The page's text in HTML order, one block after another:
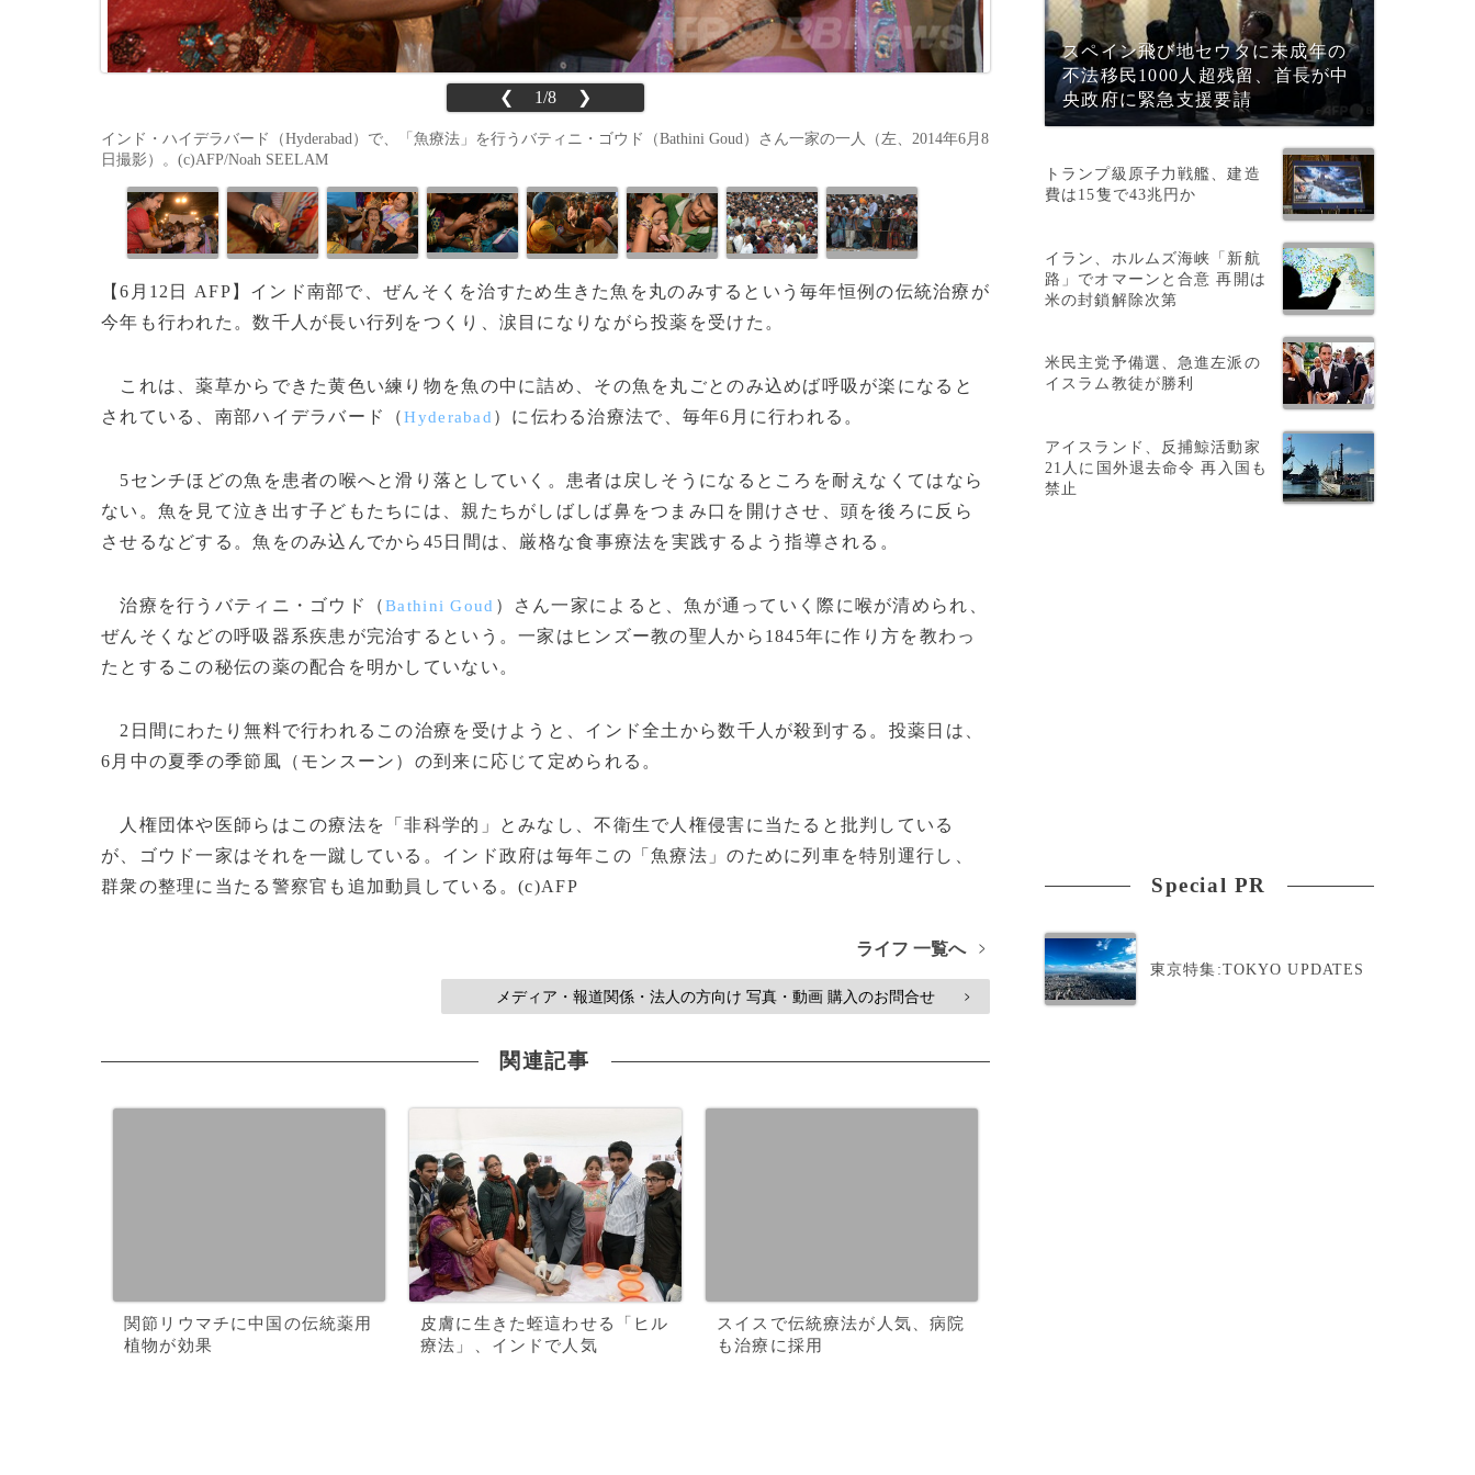
❮ 1/8 ❯
インド・ハイデラバード（Hyderabad）で、「魚療法」を行うバティニ・ゴウド（Bathini Goud）さん一家の一人（左、2014年6月8
日撮影）。(c)AFP/Noah SEELAM
【6月12日 AFP】インド南部で、ぜんそくを治すため生きた魚を丸のみするという毎年恒例の伝統治療が
今年も行われた。数千人が長い行列をつくり、涙目になりながら投薬を受けた。
これは、薬草からできた黄色い練り物を魚の中に詰め、その魚を丸ごとのみ込めば呼吸が楽になると
されている、南部ハイデラバード（Hyderabad ）に伝わる治療法で、毎年6月に行われる。
5センチほどの魚を患者の喉へと滑り落としていく。患者は戻しそうになるところを耐えなくてはなら
ない。魚を見て泣き出す子どもたちには、親たちがしばしば鼻をつまみ口を開けさせ、頭を後ろに反ら
させるなどする。魚をのみ込んでから45日間は、厳格な食事療法を実践するよう指導される。
治療を行うバティニ・ゴウド（Bathini Goud ）さん一家によると、魚が通っていく際に喉が清められ、
ぜんそくなどの呼吸器系疾患が完治するという。一家はヒンズー教の聖人から1845年に作り方を教わっ
たとするこの秘伝の薬の配合を明かしていない。
2日間にわたり無料で行われるこの治療を受けようと、インド全土から数千人が殺到する。投薬日は、
6月中の夏季の季節風（モンスーン）の到来に応じて定められる。
人権団体や医師らはこの療法を「非科学的」とみなし、不衛生で人権侵害に当たると批判している
が、ゴウド一家はそれを一蹴している。インド政府は毎年この「魚療法」のために列車を特別運行し、
群衆の整理に当たる警察官も追加動員している。(c)AFP
ライフ 一覧へ >
メディア・報道関係・法人の方向け 写真・動画 購入のお問合せ >
関連記事
関節リウマチに中国の伝統薬用
植物が効果
皮膚に生きた蛭這わせる「ヒル
療法」、インドで人気
スイスで伝統療法が人気、病院
も治療に採用
スペイン飛び地セウタに未成年の
不法移民1000人超残留、首長が中
央政府に緊急支援要請
トランプ級原子力戦艦、建造
費は15隻で43兆円か
イラン、ホルムズ海峡「新航
路」でオマーンと合意 再開は
米の封鎖解除次第
米民主党予備選、急進左派の
イスラム教徒が勝利
アイスランド、反捕鯨活動家
21人に国外退去命令 再入国も
禁止
Special PR
東京特集:TOKYO UPDATES